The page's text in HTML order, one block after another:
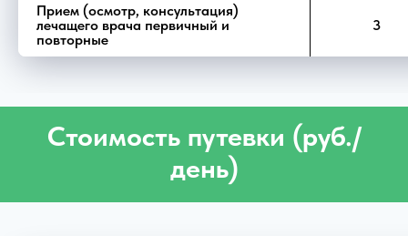
Прием (осмотр, консультация)
лечащего врача первичный и
повторные
3
Стоимость путевки (руб./
день)